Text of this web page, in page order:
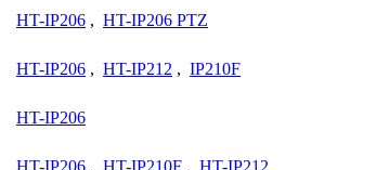
HT-IP206 , HT-IP206 PTZ
HT-IP206 , HT-IP212 , IP210F
HT-IP206
HT-IP206 , HT-IP210F , HT-IP212